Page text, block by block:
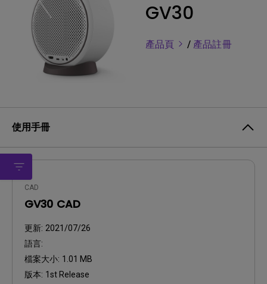
GV30
產品頁 / 產品註冊
使用手冊
CAD
GV30 CAD
更新: 2021/07/26
語言:
檔案大小: 1.01 MB
版本: 1st Release